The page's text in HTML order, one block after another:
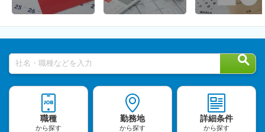
社名・職種などを入力
職種
から探す
勤務地
から探す
詳細条件
から探す